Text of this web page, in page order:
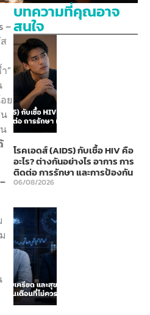
–
”
ย
บทความที่คุณอาจ
สนใจ
โรคเอดส์ (AIDS) กับเชื้อ HIV คือ
อะไร? ต่างกันอย่างไร อาการ การ
ติดต่อ การรักษา และการป้องกัน
06/08/2026